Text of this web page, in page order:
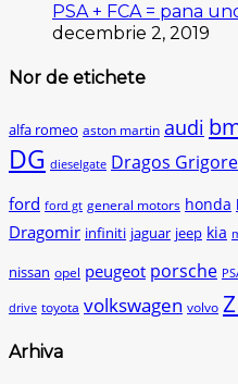
PSA + FCA = pana
decembrie 2, 2019
Nor de etichete
alfa romeo aston martin audi
DG dieselgate Dragos Grigore
ford ford gt general motors honda
Dragomir infiniti jaguar jeep kia
nissan opel peugeot porsche
drive toyota volkswagen volvo
Arhiva